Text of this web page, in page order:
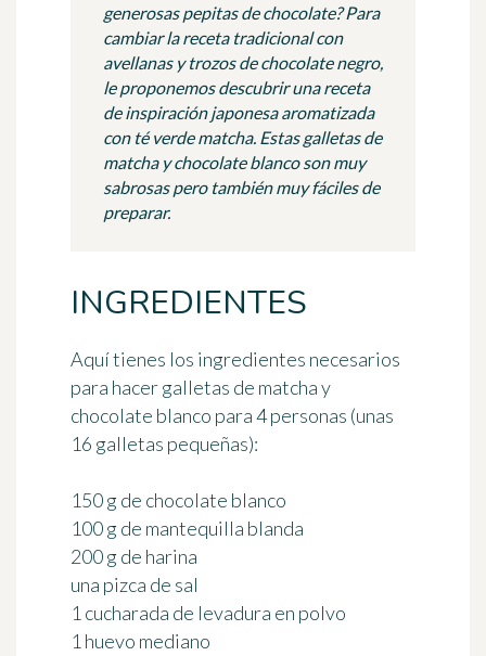
generosas pepitas de chocolate? Para
cambiar la receta tradicional con
avellanas y trozos de chocolate negro,
le proponemos descubrir una receta
de inspiración japonesa aromatizada
con té verde matcha. Estas galletas de
matcha y chocolate blanco son muy
sabrosas pero también muy fáciles de
preparar.
INGREDIENTES
Aquí tienes los ingredientes necesarios
para hacer galletas de matcha y
chocolate blanco para 4 personas (unas
16 galletas pequeñas):
150 g de chocolate blanco
100 g de mantequilla blanda
200 g de harina
una pizca de sal
1 cucharada de levadura en polvo
1 huevo mediano